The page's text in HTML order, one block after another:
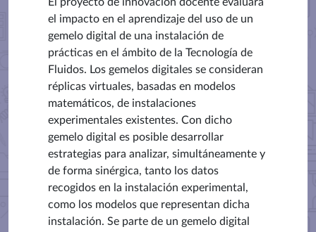
el impacto en el aprendizaje del uso de un
gemelo digital de una instalación de
prácticas en el ámbito de la Tecnología de
Fluidos. Los gemelos digitales se consideran
réplicas virtuales, basadas en modelos
matemáticos, de instalaciones
experimentales existentes. Con dicho
gemelo digital es posible desarrollar
estrategias para analizar, simultáneamente y
de forma sinérgica, tanto los datos
recogidos en la instalación experimental,
como los modelos que representan dicha
instalación. Se parte de un gemelo digital